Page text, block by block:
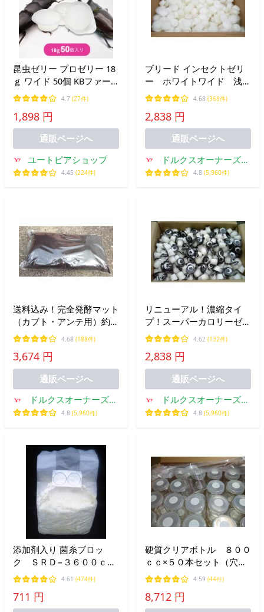
昆虫ゼリー プロゼリー 18
ｇ ワイド 50個 KBファー
ム カブトムシ クワガタ
4.7 (27件)
1,898 円
通販ページへ
ユートピアショップ
4.45 (224件)
ブリード インセクトゼリ
ー ホワイトワイド 浅型
ワイドゼリー 500個入り
ケース
4.68 (368件)
2,838 円
通販ページへ
ドルクスオーナーズシ
ョップ
4.8 (5,960件)
送料込み！完全発酵マット
（カブト・アンテ用）約１
０Ｌ袋×５袋セット
4.68 (188件)
3,674 円
通販ページへ
ドルクスオーナーズシ
ョップ
4.8 (5,960件)
リニューアル！濃縮タイ
プ！スーパーカロリーゼリ
ー バナナホワイト １６
ｇ バラ５００個入りケー
ス
4.62 (132件)
2,838 円
通販ページへ
ドルクスオーナーズシ
ョップ
4.8 (5,960件)
添加剤入り 菌糸ブロッ
ク ＳＲＤ−３６００ｃｃ
（クヌギ１００％・初菌）
4.61 (474件)
711 円
硬質クリアボトル ８００
ｃｃ×５０本セット（穴あ
け加工済、フィルター付
き）
4.59 (44件)
8,712 円